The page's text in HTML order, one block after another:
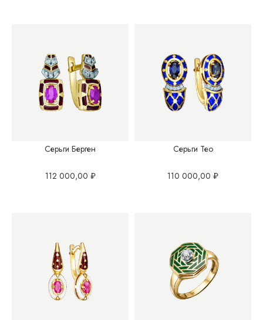
Серьги Берген
112 000,00 ₽
Серьги Тео
110 000,00 ₽